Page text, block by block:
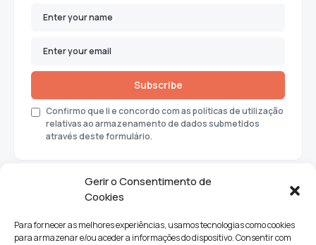
Gerir o Consentimento de
Cookies
Para fornecer as melhores experiências, usamos tecnologias como cookies
para armazenar e/ou aceder a informações do dispositivo. Consentir com
Subscribe
Confirmo que li e concordo com as políticas de utilização
relativas ao armazenamento de dados submetidos
através deste formulário.